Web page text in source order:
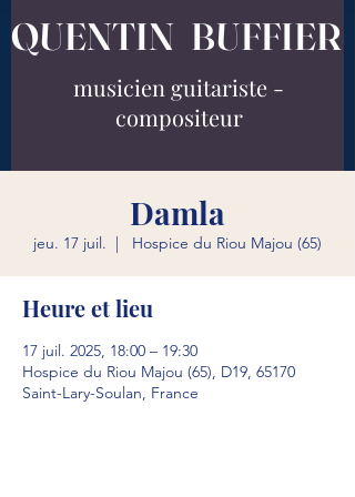
QUENTIN BUFFIER
musicien guitariste -
compositeur
Damla
jeu. 17 juil.
  |
Hospice du Riou Majou (65)
Heure et lieu
17 juil. 2025, 18:00 – 19:30
Hospice du Riou Majou (65), D19, 65170
Saint-Lary-Soulan, France